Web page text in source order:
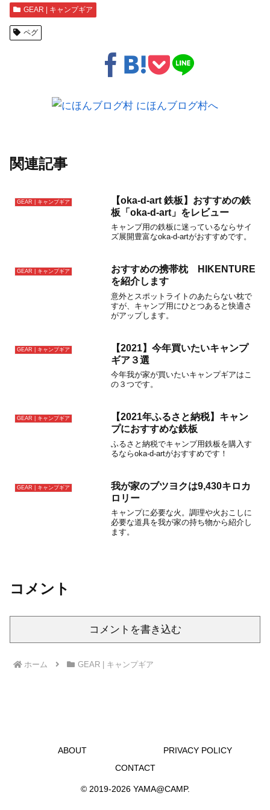
GEAR | キャンプギア
ペグ
関連記事
GEAR | キャンプギア
【oka-d-art 鉄板】おすすめの鉄
板「oka-d-art」をレビュー
キャンプ用の鉄板に迷っているならサイ
ズ展開豊富なoka-d-artがおすすめです。
GEAR | キャンプギア
おすすめの携帯枕 HIKENTURE
を紹介します
意外とスポットライトのあたらない枕で
すが、キャンプ用にひとつあると快適さ
がアップします。
GEAR | キャンプギア
【2021】今年買いたいキャンプ
ギア３選
今年我が家が買いたいキャンプギアはこ
の３つです。
GEAR | キャンプギア
【2021年ふるさと納税】キャン
プにおすすめな鉄板
ふるさと納税でキャンプ用鉄板を購入す
るならoka-d-artがおすすめです！
GEAR | キャンプギア
我が家のブツヨクは9,430キロカ
ロリー
キャンプに必要な火。調理や火おこしに
必要な道具を我が家の持ち物から紹介し
ます。
コメント
コメントを書き込む
ホーム GEAR | キャンプギア
ABOUT
PRIVACY POLICY
CONTACT
© 2019-2026 YAMA@CAMP.